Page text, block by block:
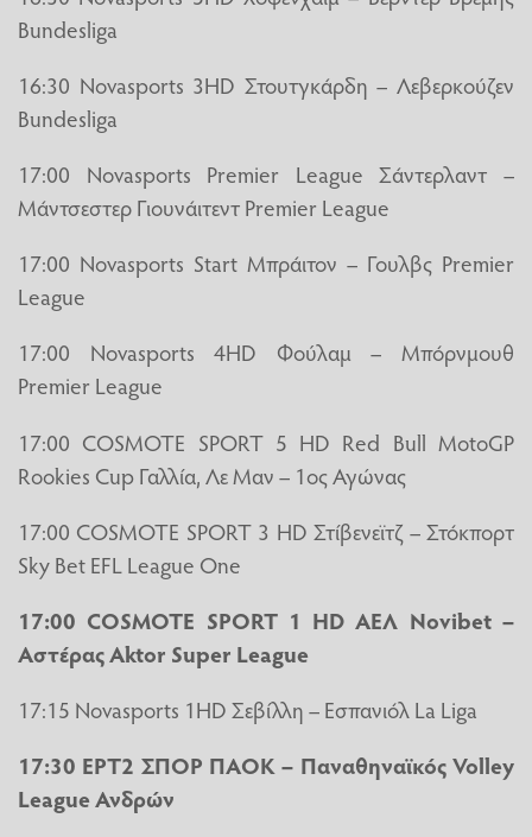
Bundesliga
16:30 Novasports 3HD Στουτγκάρδη – Λεβερκούζεν
Bundesliga
17:00 Novasports Premier League Σάντερλαντ –
Μάντσεστερ Γιουνάιτεντ Premier League
17:00 Novasports Start Μπράιτον – Γουλβς Premier
League
17:00 Novasports 4HD Φούλαμ – Μπόρνμουθ
Premier League
17:00 COSMOTE SPORT 5 HD Red Bull MotoGP
Rookies Cup Γαλλία, Λε Μαν – 1ος Αγώνας
17:00 COSMOTE SPORT 3 HD Στίβενεϊτζ – Στόκπορτ
Sky Bet EFL League One
17:00 COSMOTE SPORT 1 HD ΑΕΛ Novibet –
Αστέρας Aktor Super League
17:15 Novasports 1HD Σεβίλλη – Εσπανιόλ La Liga
17:30 ΕΡΤ2 ΣΠΟΡ ΠΑΟΚ – Παναθηναϊκός Volley
League Ανδρών